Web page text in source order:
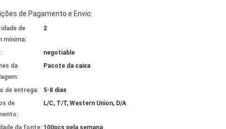
de Pagamento e Envio:
de
mínima:
2
negotiable
da
Pacote da caixa
de entrega:
5-8 dias
de
L/C, T/T, Western Union, D/A
da fonte: 100pcs pela semana